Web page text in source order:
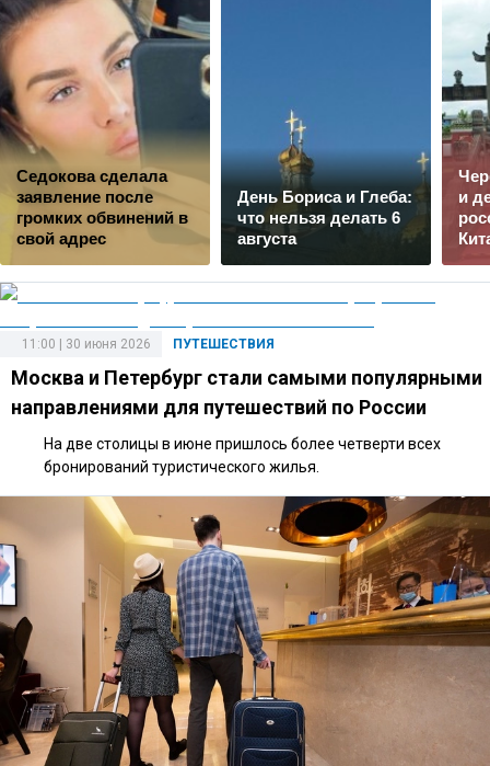
Седокова сделала
заявление после
громких обвинений в
свой адрес
День Бориса и Глеба:
что нельзя делать 6
августа
и
ПУТЕШЕСТВИЯ
11:00 | 30 июня 2026
Москва и Петербург стали самыми популярными
направлениями для путешествий по России
На две столицы в июне пришлось более четверти всех
бронирований туристического жилья.